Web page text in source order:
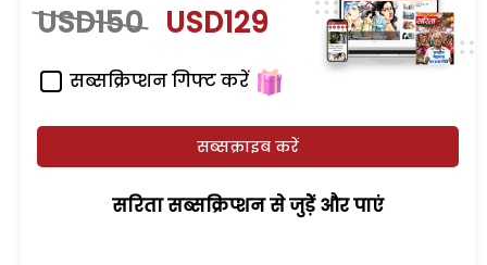
USD150 USD129
सब्सक्रिप्शन गिफ्ट करें
सब्सक्राइब करें
सरिता सब्सक्रिप्शन से जुड़ेें और पाएं